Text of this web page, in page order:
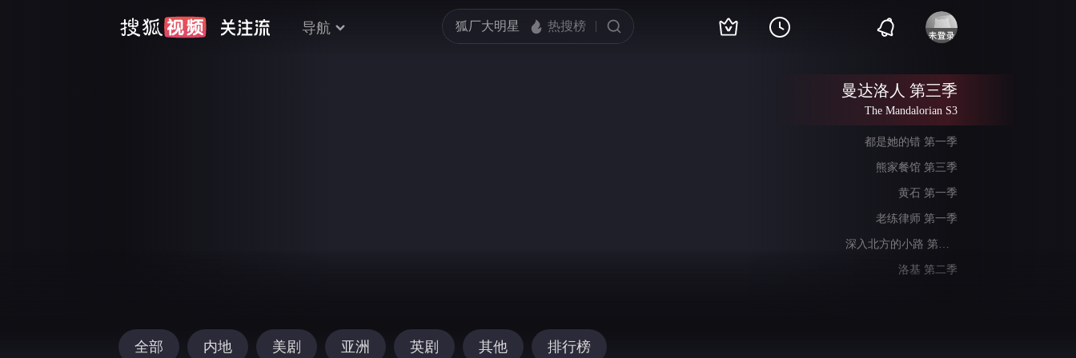
导航
曼达洛人 第三季
The Mandalorian S3
都是她的错 第一季
熊家餐馆 第三季
黄石 第一季
老练律师 第一季
深入北方的小路 第一季
洛基 第二季
全部 内地 美剧 亚洲 英剧 其他 排行榜